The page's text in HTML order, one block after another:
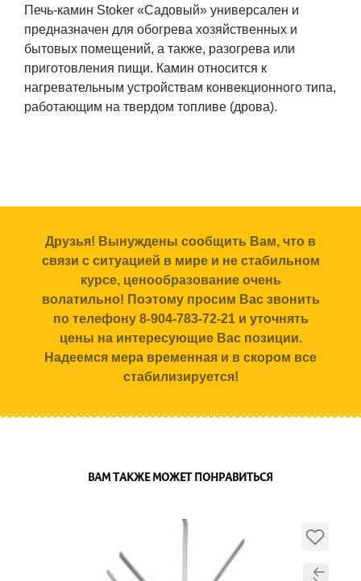
Печь-камин Stoker «Садовый» универсален и
предназначен для обогрева хозяйственных и
бытовых помещений, а также, разогрева или
приготовления пищи. Камин относится к
нагревательным устройствам конвекционного типа,
работающим на твердом топливе (дрова).
Друзья! Вынуждены сообщить Вам, что в
связи с ситуацией в мире и не стабильном
курсе, ценообразование очень
волатильно! Поэтому просим Вас звонить
по телефону 8-904-783-72-21 и уточнять
цены на интересующие Вас позиции.
Надеемся мера временная и в скором все
стабилизируется!
ВАМ ТАКЖЕ МОЖЕТ ПОНРАВИТЬСЯ